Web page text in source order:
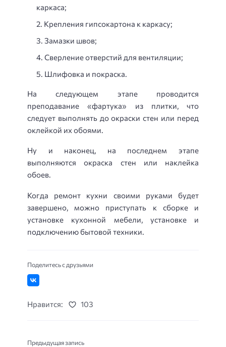
каркаса;
Крепления гипсокартона к каркасу;
Замазки швов;
Сверление отверстий для вентиляции;
Шлифовка и покраска.
На следующем этапе проводится
преподавание «фартука» из плитки, что
следует выполнять до окраски стен или перед
оклейкой их обоями.
Ну и наконец, на последнем этапе
выполняются окраска стен или наклейка
обоев.
Когда ремонт кухни своими руками будет
завершено, можно приступать к сборке и
установке кухонной мебели, установке и
подключению бытовой техники.
Поделитесь с друзьями
Нравится: 103
Предыдущая запись